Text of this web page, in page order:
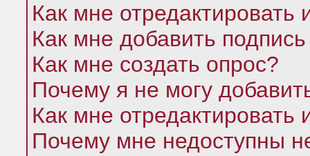
Как мне
Как мне добавить
Как мне создать опрос?
Почему я не могу
Как мне отредактировать
Почему мне недоступны